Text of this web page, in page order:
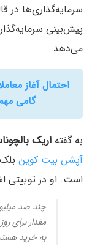
سرمایه‌گذاری‌ها در
پیش‌بینی
می‌دهد.
گامی
به گفته اریک
آپشن بیت کوین
است. او در توییتی
مقدار برای
به خرید